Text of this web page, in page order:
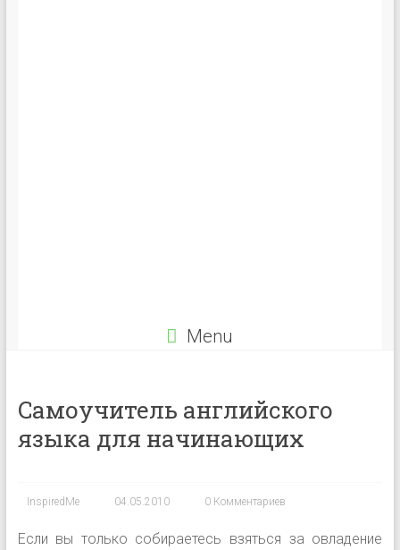
Menu
Cамоучитель английского
языка для начинающих
InspiredMe 04.05.2010 0 Комментариев
Если вы только собираетесь взяться за овладение